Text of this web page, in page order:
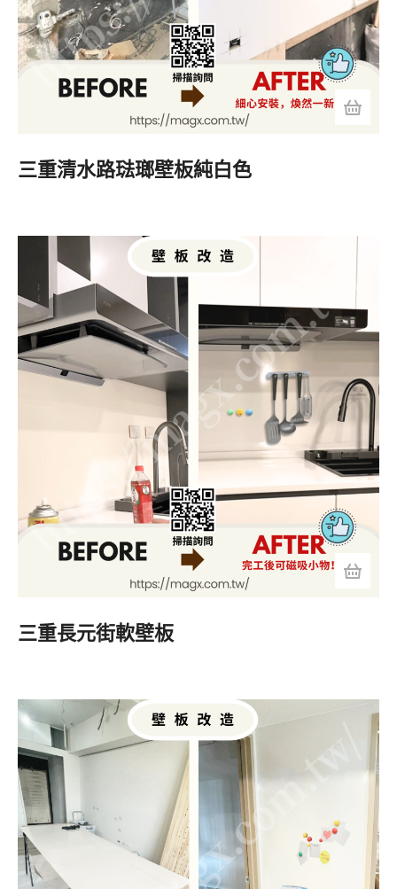
三重清水路琺瑯壁板純白色
三重長元街軟壁板